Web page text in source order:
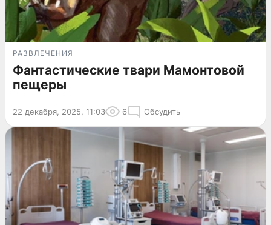
РАЗВЛЕЧЕНИЯ
Фантастические твари Мамонтовой
пещеры
22 декабря, 2025, 11:03 6 Обсудить